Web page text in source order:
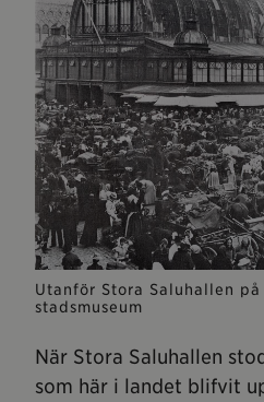
Utanför Stora Saluhallen
stadsmuseum
När Stora Saluhallen
som här i landet blifvit